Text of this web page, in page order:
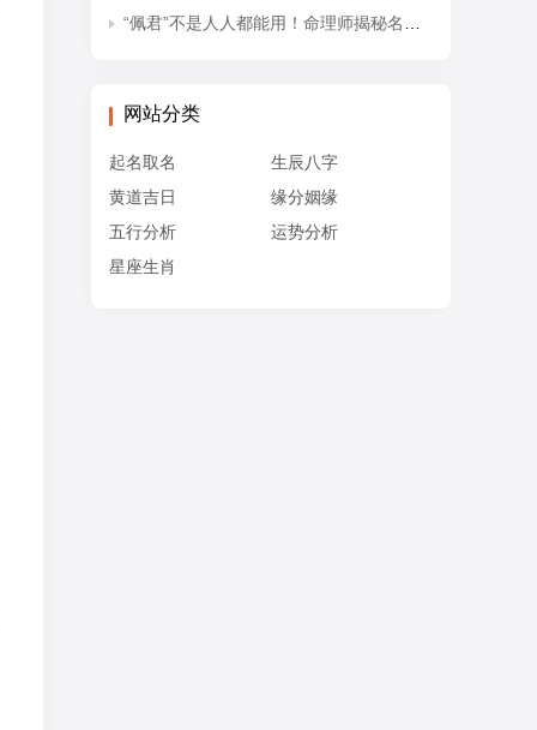
“佩君”不是人人都能用！命理师揭秘名字背后的五行杀局与取名禁忌
网站分类
起名取名
生辰八字
黄道吉日
缘分姻缘
五行分析
运势分析
星座生肖